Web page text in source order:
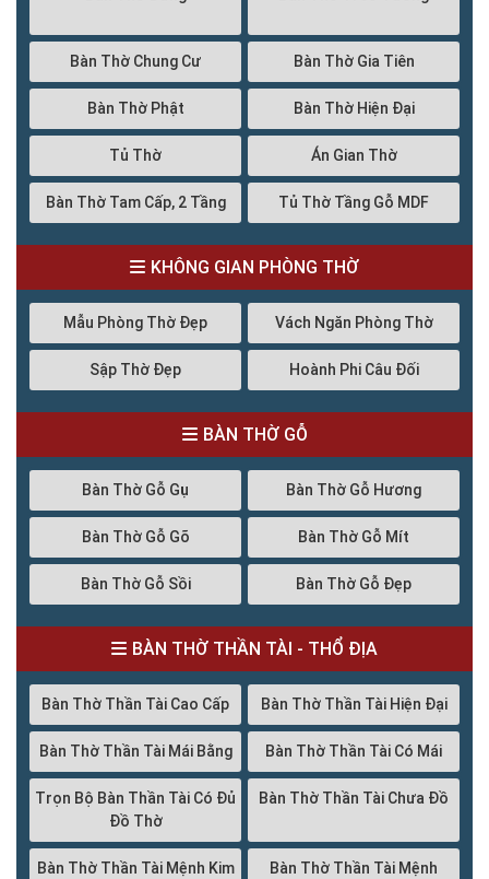
Bàn Thờ Chung Cư Bàn Thờ Gia Tiên
Bàn Thờ Phật Bàn Thờ Hiện Đại
Tủ Thờ Án Gian Thờ
Bàn Thờ Tam Cấp, 2 Tầng Tủ Thờ Tầng Gỗ MDF
KHÔNG GIAN PHÒNG THỜ
Mẫu Phòng Thờ Đẹp Vách Ngăn Phòng Thờ
Sập Thờ Đẹp Hoành Phi Câu Đối
BÀN THỜ GỖ
Bàn Thờ Gỗ Gụ Bàn Thờ Gỗ Hương
Bàn Thờ Gỗ Gõ Bàn Thờ Gỗ Mít
Bàn Thờ Gỗ Sồi Bàn Thờ Gỗ Đẹp
BÀN THỜ THẦN TÀI - THỔ ĐỊA
Bàn Thờ Thần Tài Cao Cấp Bàn Thờ Thần Tài Hiện Đại
Bàn Thờ Thần Tài Mái Bằng Bàn Thờ Thần Tài Có Mái
Trọn Bộ Bàn Thần Tài Có Đủ
Đồ Thờ
Bàn Thờ Thần Tài Chưa Đồ
Bàn Thờ Thần Tài Mệnh Kim
Bàn Thờ Thần Tài Mệnh